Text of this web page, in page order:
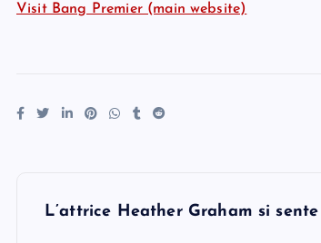
Visit Bang Premier (main website)
L’attrice Heather Graham si